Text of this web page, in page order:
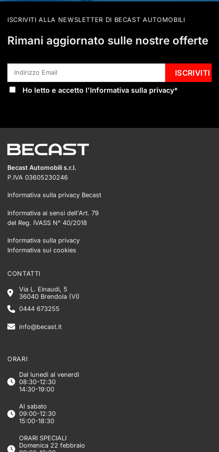
ISCRIVITI ALLA NEWSLETTER DI BECAST AUTOMOBILI
Rimani aggiornato sulle nostre offerte
Ho letto e accetto l'Informativa sulla privacy*
Becast Automobili s.r.l.
P.IVA 03605230246
Informativa sulla privacy Becast
Informativa ai sensi dell'Art. 79
del Reg. IVASS N° 40/2018
Informativa sulla privacy
Informativa sui cookies
CONTATTI
Via L. Einaudi, 5
36040 Brendola (VI)
0444 673255
info@becast.it
ORARI
Dal lunedì al venerdì
08:30-12:30
14:30-19:00
Al sabato
09:00-12:30
15:00-18:30
ORARI SPECIALI
Domenica 22 febbraio